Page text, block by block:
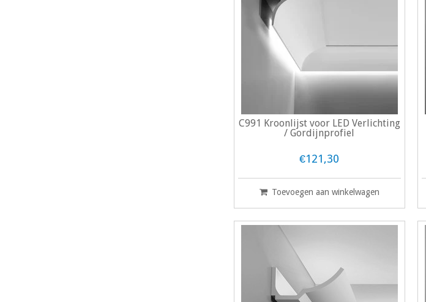
C991 Kroonlijst voor LED Verlichting
/ Gordijnprofiel
€121,30
Toevoegen aan winkelwagen